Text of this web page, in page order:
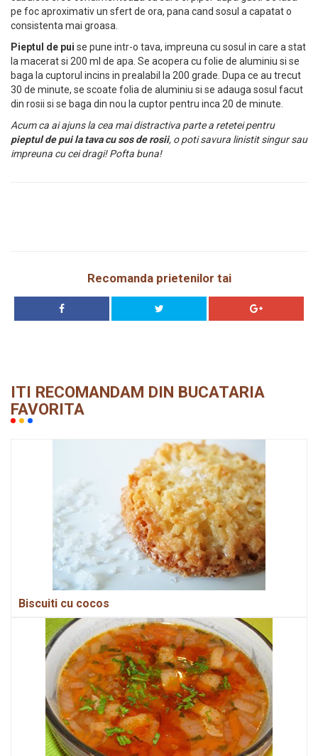
pe foc aproximativ un sfert de ora, pana cand sosul a capatat o
consistenta mai groasa.
Pieptul de pui se pune intr-o tava, impreuna cu sosul in care a stat
la macerat si 200 ml de apa. Se acopera cu folie de aluminiu si se
baga la cuptorul incins in prealabil la 200 grade. Dupa ce au trecut
30 de minute, se scoate folia de aluminiu si se adauga sosul facut
din rosii si se baga din nou la cuptor pentru inca 20 de minute.
Acum ca ai ajuns la cea mai distractiva parte a retetei pentru
pieptul de pui la tava cu sos de rosii, o poti savura linistit singur sau
impreuna cu cei dragi! Pofta buna!
Recomanda prietenilor tai
ITI RECOMANDAM DIN BUCATARIA
FAVORITA
Biscuiti cu cocos